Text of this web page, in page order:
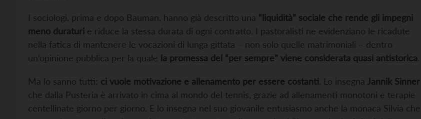
I sociologi, prima e dopo Bauman, hanno già descritto una “liquidità” sociale che rende gli impegni
meno duraturi e riduce la stessa durata di ogni contratto. I pastoralisti ne evidenziano le ricadute
nella fatica di mantenere le vocazioni di lunga gittata – non solo quelle matrimoniali – dentro
un’opinione pubblica per la quale la promessa del “per sempre” viene considerata quasi antistorica.
Ma lo sanno tutti: ci vuole motivazione e allenamento per essere costanti. Lo insegna Jannik Sinner
che dalla Pusteria è arrivato in cima al mondo del tennis, grazie ad allenamenti monotoni e terapie
centellinate giorno per giorno. E lo insegna nel suo giovanile entusiasmo anche la monaca Silvia che